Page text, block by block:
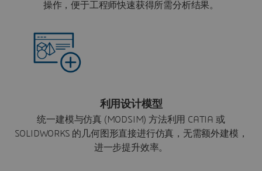
操作，便于工程师快速获得所需分析结果。
利用设计模型
统一建模与仿真 (MODSIM) 方法利用 CATIA 或
SOLIDWORKS 的几何图形直接进行仿真，无需额外建模，
进一步提升效率。